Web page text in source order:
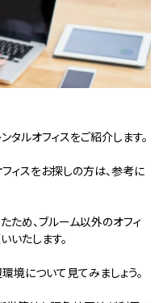
ルオフィスをご紹介します。
ィスをお探しの方は、参考に
ため、ブルーム以外のオフィ
いたします。
境について見てみましょう。